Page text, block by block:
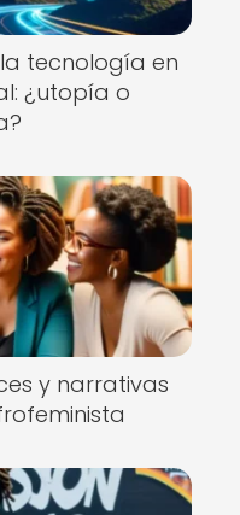
tecnología en
¿utopía o
y narrativas